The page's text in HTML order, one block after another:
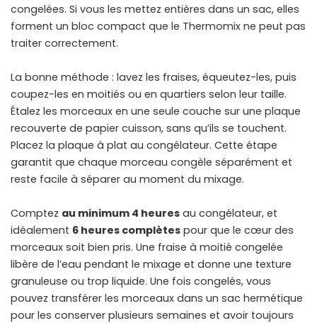
congelées. Si vous les mettez entières dans un sac, elles
forment un bloc compact que le Thermomix ne peut pas
traiter correctement.
La bonne méthode : lavez les fraises, équeutez-les, puis
coupez-les en moitiés ou en quartiers selon leur taille.
Étalez les morceaux en une seule couche sur une plaque
recouverte de papier cuisson, sans qu’ils se touchent.
Placez la plaque à plat au congélateur. Cette étape
garantit que chaque morceau congèle séparément et
reste facile à séparer au moment du mixage.
Comptez au minimum 4 heures au congélateur, et
idéalement 6 heures complètes pour que le cœur des
morceaux soit bien pris. Une fraise à moitié congelée
libère de l’eau pendant le mixage et donne une texture
granuleuse ou trop liquide. Une fois congelés, vous
pouvez transférer les morceaux dans un sac hermétique
pour les conserver plusieurs semaines et avoir toujours